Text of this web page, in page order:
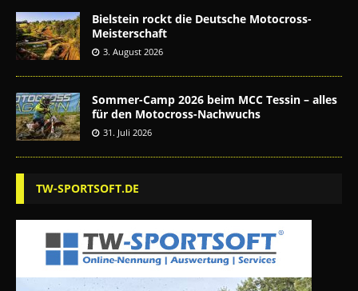
Bielstein rockt die Deutsche Motocross-
Meisterschaft
3. August 2026
Sommer-Camp 2026 beim MCC Tessin – alles
für den Motocross-Nachwuchs
31. Juli 2026
TW-SPORTSOFT.DE